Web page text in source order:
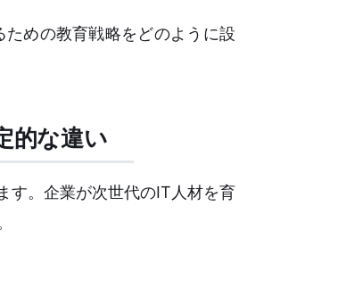
めの教育戦略をどのように設
的な違い
す。企業が次世代のIT人材を育